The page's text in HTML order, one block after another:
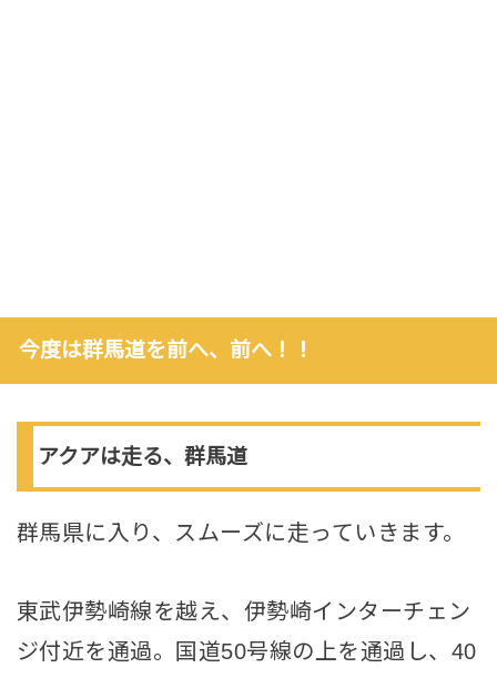
今度は群馬道を前へ、前へ！！
アクアは走る、群馬道
群馬県に入り、スムーズに走っていきます。
東武伊勢崎線を越え、伊勢崎インターチェン
ジ付近を通過。国道50号線の上を通過し、40